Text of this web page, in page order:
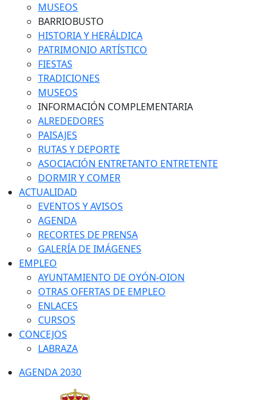
MUSEOS
BARRIOBUSTO
HISTORIA Y HERÁLDICA
PATRIMONIO ARTÍSTICO
FIESTAS
TRADICIONES
MUSEOS
INFORMACIÓN COMPLEMENTARIA
ALREDEDORES
PAISAJES
RUTAS Y DEPORTE
ASOCIACIÓN ENTRETANTO ENTRETENTE
DORMIR Y COMER
ACTUALIDAD
EVENTOS Y AVISOS
AGENDA
RECORTES DE PRENSA
GALERÍA DE IMÁGENES
EMPLEO
AYUNTAMIENTO DE OYÓN-OION
OTRAS OFERTAS DE EMPLEO
ENLACES
CURSOS
CONCEJOS
LABRAZA
AGENDA 2030